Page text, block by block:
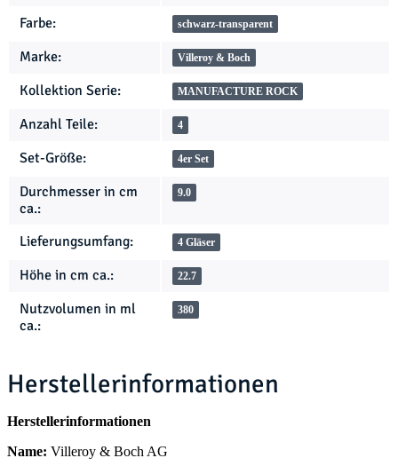
Farbe: schwarz-transparent
Marke: Villeroy & Boch
Kollektion Serie: MANUFACTURE ROCK
Anzahl Teile: 4
Set-Größe: 4er Set
Durchmesser in cm
ca.:
9.0
Lieferungsumfang: 4 Gläser
Höhe in cm ca.: 22.7
Nutzvolumen in ml
ca.:
380
Herstellerinformationen
Herstellerinformationen
Name: Villeroy & Boch AG